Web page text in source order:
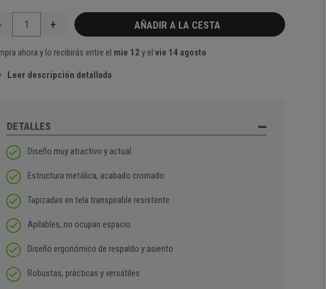
+ AÑADIR A LA CESTA
ahora y lo recibirás entre el mie 12 y elvie 14 agosto
Leer descripción detallada
DETALLES
Diseño muy atractivo y actual
Estructura metálica, acabado cromado
Tapizadas en tela transpirable resistente
Apilables, no ocupan espacio
Diseño ergonómico de respaldo y asiento
Robustas, prácticas y versátiles